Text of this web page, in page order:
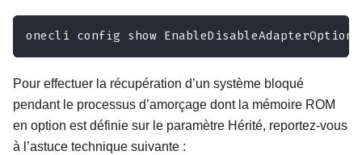
onecli config show
Pour effectuer la récupération d’un système bloqué
pendant le processus d’amorçage dont la mémoire ROM
en option est définie sur le paramètre Hérité, reportez-vous
à l’astuce technique suivante :